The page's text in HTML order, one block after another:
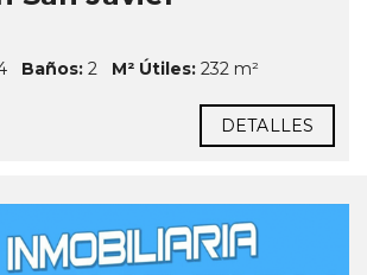
Baños: 2 M² Útiles: 232 m²
DETALLES